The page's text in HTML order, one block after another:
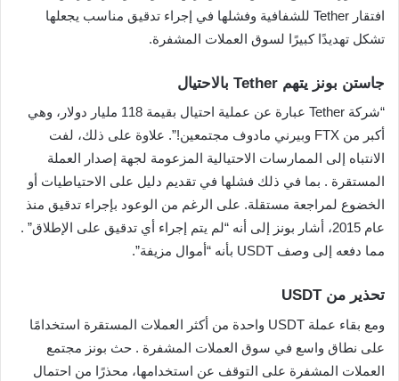
افتقار Tether للشفافية وفشلها في إجراء تدقيق مناسب يجعلها
تشكل تهديدًا كبيرًا لسوق العملات المشفرة.
جاستن بونز يتهم Tether بالاحتيال
“شركة Tether عبارة عن عملية احتيال بقيمة 118 مليار دولار، وهي
أكبر من FTX وبيرني مادوف مجتمعين!”. علاوة على ذلك، لفت
الانتباه إلى الممارسات الاحتيالية المزعومة لجهة إصدار العملة
المستقرة . بما في ذلك فشلها في تقديم دليل على الاحتياطيات أو
الخضوع لمراجعة مستقلة. على الرغم من الوعود بإجراء تدقيق منذ
عام 2015، أشار بونز إلى أنه “لم يتم إجراء أي تدقيق على الإطلاق” .
مما دفعه إلى وصف USDT بأنه “أموال مزيفة”.
تحذير من USDT
ومع بقاء عملة USDT واحدة من أكثر العملات المستقرة استخدامًا
على نطاق واسع في سوق العملات المشفرة . حث بونز مجتمع
العملات المشفرة على التوقف عن استخدامها، محذرًا من احتمال